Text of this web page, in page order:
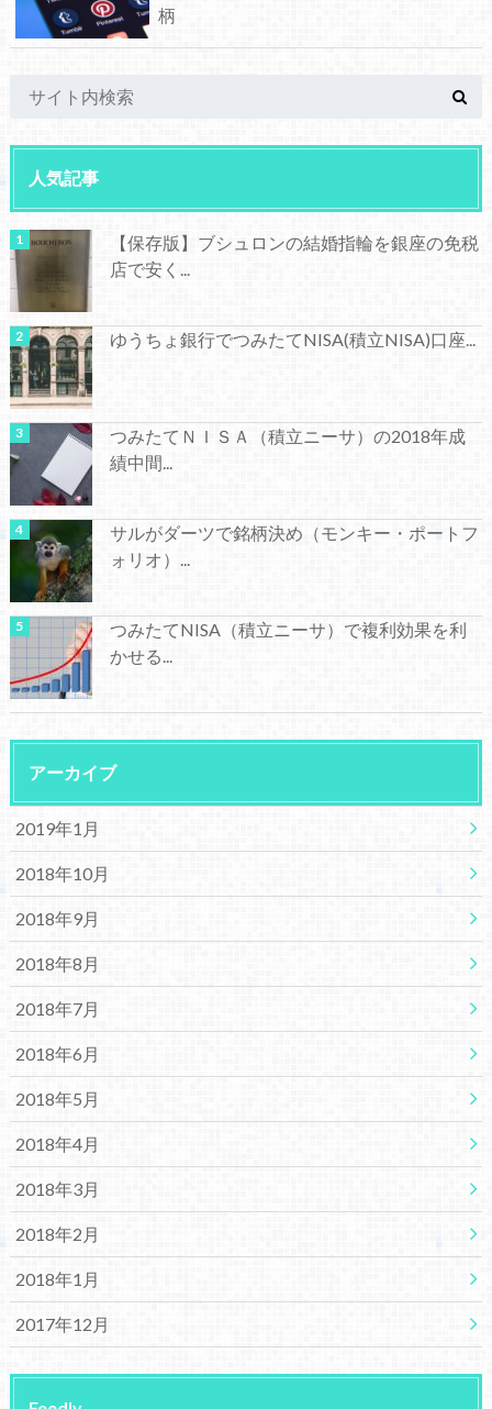
柄
人気記事
【保存版】ブシュロンの結婚指輪を銀座の免税
店で安く...
ゆうちょ銀行でつみたてNISA(積立NISA)口座...
つみたてＮＩＳＡ（積立ニーサ）の2018年成
績中間...
サルがダーツで銘柄決め（モンキー・ポートフ
ォリオ）...
つみたてNISA（積立ニーサ）で複利効果を利
かせる...
アーカイブ
2019年1月
2018年10月
2018年9月
2018年8月
2018年7月
2018年6月
2018年5月
2018年4月
2018年3月
2018年2月
2018年1月
2017年12月